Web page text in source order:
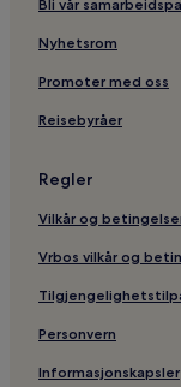
Bli vår
Nyhetsrom
Promoter med oss
Reisebyråer
Regler
Vilkår og
Vrbos vilkår og
Personvern
Informasjonskapsler